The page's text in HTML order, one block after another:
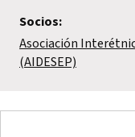
Socios:
Asociación
(AIDESEP)